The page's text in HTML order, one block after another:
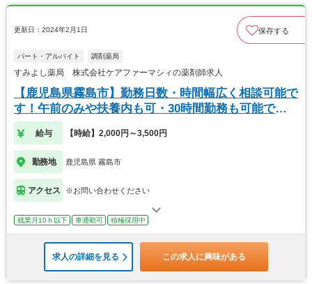
更新日：2024年2月1日 保存する
パート・アルバイト 調剤薬局
すみよし薬局 株式会社ケアファーマシィの薬剤師求人
【鹿児島県霧島市】勤務日数・時間幅広く相談可能で
す！午前のみや扶養内も可・30時間勤務も可能です
★
給与 【時給】2,000円～3,500円
勤務地 鹿児島県 霧島市
アクセス ※お問い合わせください
残業月10ｈ以下 車通勤可 積極採用中
求人の詳細を見る この求人に興味がある